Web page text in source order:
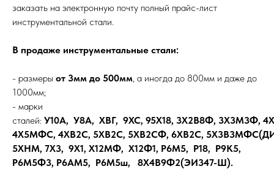
заказать на электронную почту полный прайс-лист
инструментальной стали.
В продаже инструментальные стали:
- размеры от 3мм до 500мм, а иногда до 800мм и даже до
1000мм;
- марки
сталей: У10А, У8А, ХВГ, 9ХС, 95Х18, 3Х2В8Ф, 3Х3М3Ф,
4Х5МФС, 4ХВ2С, 5ХВ2С, 5ХВ2СФ, 6ХВ2С,
5ХНМ, 7Х3, 9Х1, Х12МФ, Х12Ф1, Р6М5, Р18, Р9К5,
Р6М5Ф3, Р6АМ5, Р6М5ш, 8Х4В9Ф2(ЭИ347-Ш).